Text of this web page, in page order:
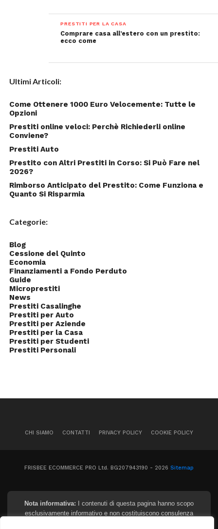
PRESTITI PER LA CASA
Comprare casa all’estero con un prestito:
ecco come
Ultimi Articoli:
Come Ottenere 1000 Euro Velocemente: Tutte le
Opzioni
Prestiti online veloci: Perchè Richiederli online
Conviene?
Prestiti Auto
Prestito con Altri Prestiti in Corso: Si Può Fare nel
2026?
Rimborso Anticipato del Prestito: Come Funziona e
Quanto Si Risparmia
Categorie:
Blog
Cessione del Quinto
Economia
Finanziamenti a Fondo Perduto
Guide
Microprestiti
News
Prestiti Casalinghe
Prestiti per Auto
Prestiti per Aziende
Prestiti per la Casa
Prestiti per Studenti
Prestiti Personali
CHI SIAMO CONTATTI PRIVACY POLICY COOKIE POLICY
FRISBEE ECOMMERCE PRO Ltd. BG207943190 - 2026 Sitemap
Nota informativa: I contenuti di questa pagina hanno scopo
esclusivamente informativo e non costituiscono consulenza